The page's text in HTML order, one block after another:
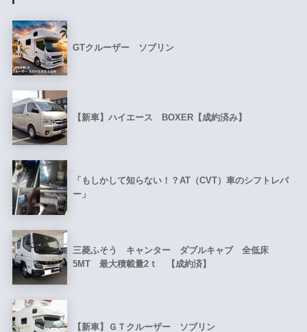
GTクルーザー ソブリン
【新車】ハイエース BOXER【成約済み】
「もしかして知らない！？AT（CVT）車のシフトレバ
ー」
三菱ふそう キャンター ダブルキャブ 全低床
5MT 最大積載量2ｔ 【成約済】
【新車】ＧＴクルーザー ソブリン